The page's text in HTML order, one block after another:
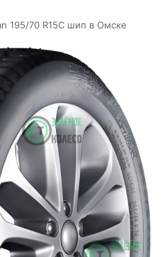
195/70 R15C шип в Омске